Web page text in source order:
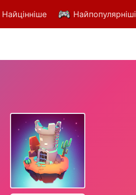
Найцінніше Найпопулярніші